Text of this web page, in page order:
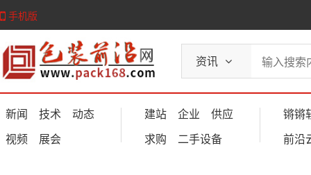
手机版
资讯
新闻 技术
动态
视频
展会
建站 企业
供应
求购
二手设备
锵锵
前沿